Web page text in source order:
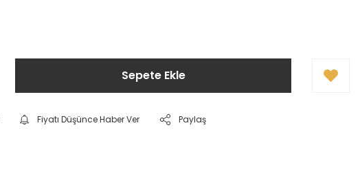
Sepete Ekle
Fiyatı Düşünce Haber Ver Paylaş